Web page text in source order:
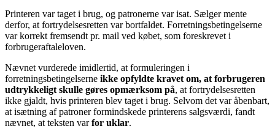
Printeren var taget i brug, og patronerne var isat. Sælger mente
derfor, at fortrydelsesretten var bortfaldet. Forretningsbetingelserne
var korrekt fremsendt pr. mail ved købet, som foreskrevet i
forbrugeraftaleloven.
Nævnet vurderede imidlertid, at formuleringen i
forretningsbetingelserne ikke opfyldte kravet om, at forbrugeren
udtrykkeligt skulle gøres opmærksom på, at fortrydelsesretten
ikke gjaldt, hvis printeren blev taget i brug. Selvom det var åbenbart,
at isætning af patroner formindskede printerens salgsværdi, fandt
nævnet, at teksten varfor uklar.